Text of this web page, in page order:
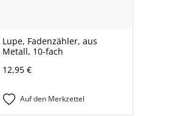
Lupe, Fadenzähler, aus
Metall, 10-fach
12,95 €
Auf den Merkzettel